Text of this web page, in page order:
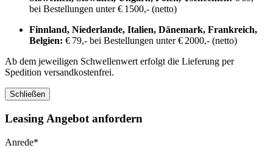
bei Bestellungen unter € 1500,- (netto)
Finnland, Niederlande, Italien, Dänemark, Frankreich,
Belgien: € 79,- bei Bestellungen unter € 2000,- (netto)
Ab dem jeweiligen Schwellenwert erfolgt die Lieferung per
Spedition versandkostenfrei.
Schließen
Leasing Angebot anfordern
Anrede*